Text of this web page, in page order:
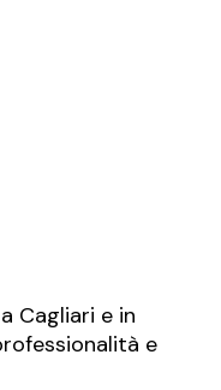
Cagliari e in
e